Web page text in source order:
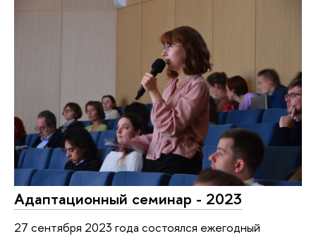
Адаптационный семинар - 2023
27 сентября 2023 года состоялся ежегодный